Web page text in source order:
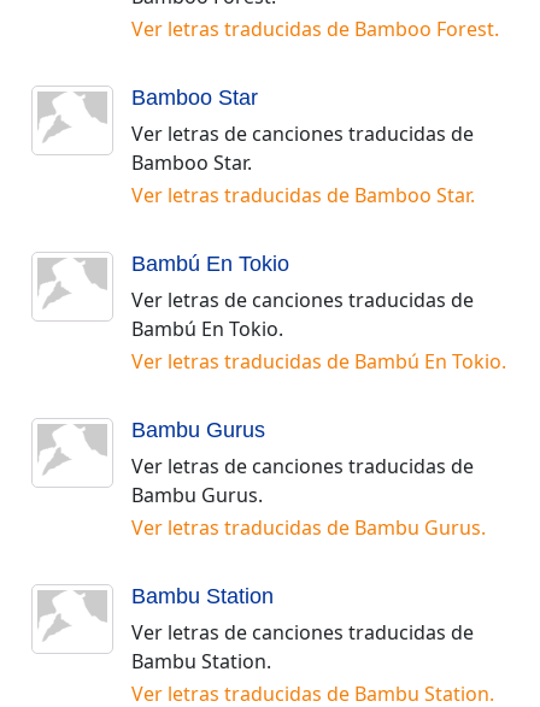
Ver letras traducidas de Bamboo Forest.
Bamboo Star
Ver letras de canciones traducidas de
Bamboo Star.
Ver letras traducidas de Bamboo Star.
Bambú En Tokio
Ver letras de canciones traducidas de
Bambú En Tokio.
Ver letras traducidas de Bambú En Tokio.
Bambu Gurus
Ver letras de canciones traducidas de
Bambu Gurus.
Ver letras traducidas de Bambu Gurus.
Bambu Station
Ver letras de canciones traducidas de
Bambu Station.
Ver letras traducidas de Bambu Station.